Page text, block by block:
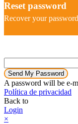
Reset password
Recover your password
Send My Password
A password will be e-
Política de privacidad
Back to
Login
×